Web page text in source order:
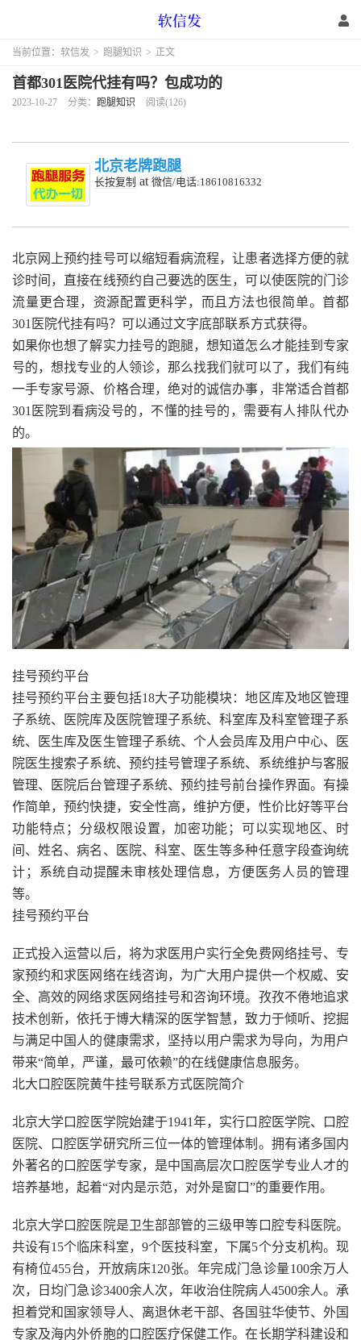
当前位置： 软信发 > 跑腿知识 > 正文
首都301医院代挂有吗？包成功的
2023-10-27 分类： 跑腿知识 阅读(126)
北京老牌跑腿
长按复制 at 微信/电话:18610816332
北京网上预约挂号可以缩短看病流程，让患者选择方便的就
诊时间，直接在线预约自己要选的医生，可以使医院的门诊
流量更合理，资源配置更科学，而且方法也很简单。首都
301医院代挂有吗？可以通过文字底部联系方式获得。
如果你也想了解实力挂号的跑腿，想知道怎么才能挂到专家
号的，想找专业的人领诊，那么找我们就可以了，我们有纯
一手专家号源、价格合理，绝对的诚信办事，非常适合首都
301医院到看病没号的，不懂的挂号的，需要有人排队代办
的。
挂号预约平台
挂号预约平台主要包括18大子功能模块：地区库及地区管理
子系统、医院库及医院管理子系统、科室库及科室管理子系
统、医生库及医生管理子系统、个人会员库及用户中心、医
院医生搜索子系统、预约挂号管理子系统、系统维护与客服
管理、医院后台管理子系统、预约挂号前台操作界面。有操
作简单，预约快捷，安全性高，维护方便，性价比好等平台
功能特点；分级权限设置，加密功能；可以实现地区、时
间、姓名、病名、医院、科室、医生等多种任意字段查询统
计；系统自动提醒未审核处理信息，方便医务人员的管理
等。
挂号预约平台
正式投入运营以后，将为求医用户实行全免费网络挂号、专
家预约和求医网络在线咨询，为广大用户提供一个权威、安
全、高效的网络求医网络挂号和咨询环境。孜孜不倦地追求
技术创新，依托于博大精深的医学智慧，致力于倾听、挖掘
与满足中国人的健康需求，坚持以用户需求为导向，为用户
带来“简单，严谨，最可依赖”的在线健康信息服务。
北大口腔医院黄牛挂号联系方式医院简介
北京大学口腔医学院始建于1941年，实行口腔医学院、口腔
医院、口腔医学研究所三位一体的管理体制。拥有诸多国内
外著名的口腔医学专家，是中国高层次口腔医学专业人才的
培养基地，起着“对内是示范，对外是窗口”的重要作用。
北京大学口腔医院是卫生部部管的三级甲等口腔专科医院。
共设有15个临床科室，9个医技科室，下属5个分支机构。现
有椅位455台，开放病床120张。年完成门急诊量100余万人
次，日均门急诊3400余人次，年收治住院病人4500余人。承
担着党和国家领导人、离退休老干部、各国驻华使节、外国
专家及海内外侨胞的口腔医疗保健工作。在长期学科建设和